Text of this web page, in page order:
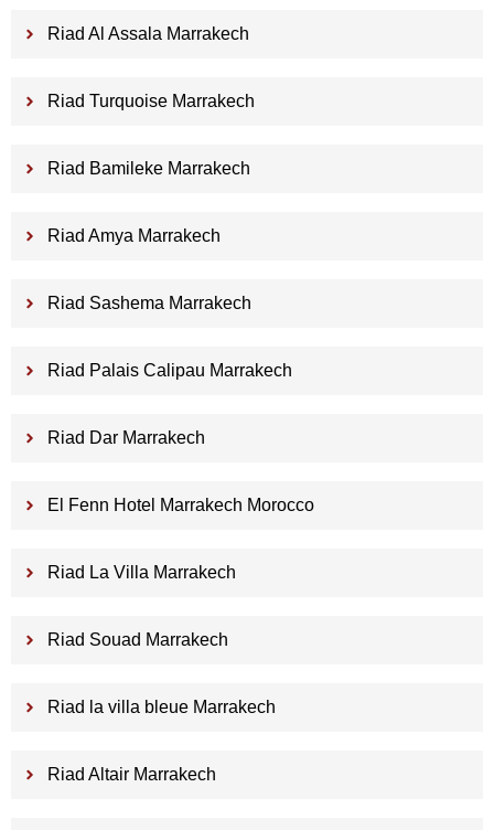
Riad Al Assala Marrakech
Riad Turquoise Marrakech
Riad Bamileke Marrakech
Riad Amya Marrakech
Riad Sashema Marrakech
Riad Palais Calipau Marrakech
Riad Dar Marrakech
El Fenn Hotel Marrakech Morocco
Riad La Villa Marrakech
Riad Souad Marrakech
Riad la villa bleue Marrakech
Riad Altair Marrakech